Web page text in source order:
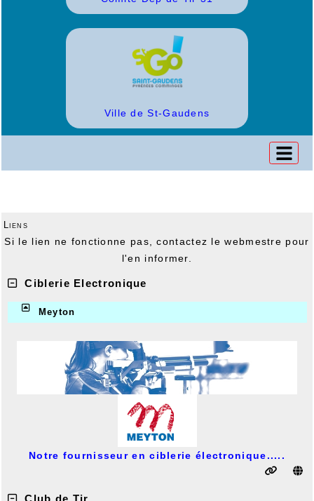
Ville de St-Gaudens
Liens
Si le lien ne fonctionne pas, contactez le webmestre pour
l'en informer.
Ciblerie Electronique
Meyton
Notre fournisseur en ciblerie électronique.....
Club de Tir